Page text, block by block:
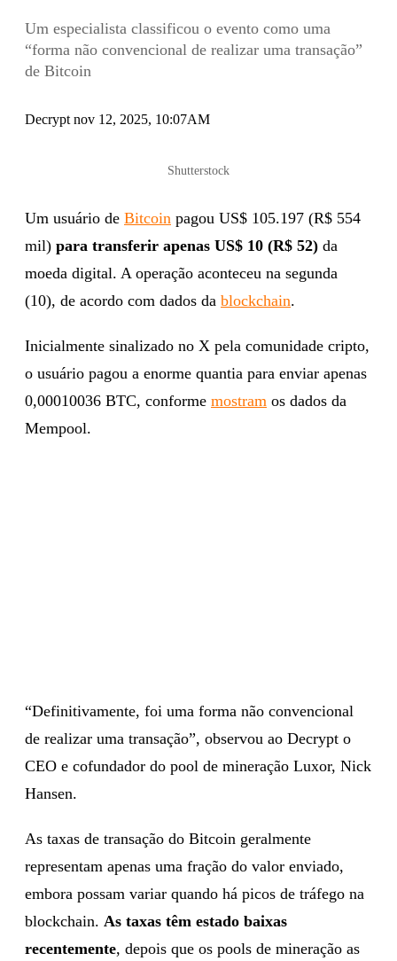
Um especialista classificou o evento como uma
“forma não convencional de realizar uma transação”
de Bitcoin
Decrypt nov 12, 2025, 10:07AM
Shutterstock
Um usuário de Bitcoin pagou US$ 105.197 (R$ 554
mil) para transferir apenas US$ 10 (R$ 52) da
moeda digital. A operação aconteceu na segunda
(10), de acordo com dados da blockchain.
Inicialmente sinalizado no X pela comunidade cripto,
o usuário pagou a enorme quantia para enviar apenas
0,00010036 BTC, conforme mostram os dados da
Mempool.
“Definitivamente, foi uma forma não convencional
de realizar uma transação”, observou ao Decrypt o
CEO e cofundador do pool de mineração Luxor, Nick
Hansen.
As taxas de transação do Bitcoin geralmente
representam apenas uma fração do valor enviado,
embora possam variar quando há picos de tráfego na
blockchain. As taxas têm estado baixas
recentemente, depois que os pools de mineração as